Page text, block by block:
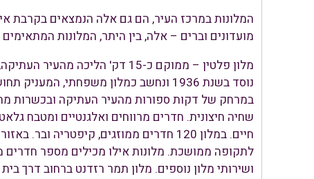
המלונות במרכז העיר, הם גם אלה הנמצאים בקרבת
מועדונים וברים – אלה, בין היתר, המלונות
מלון פלטין – ממוקם כ-15 דק'
נוסד בשנת 1936 ונחשב כמלון משפחתי,
במרחק של דקות ספורות מהעיר העתיקה ובכשרות
שחיה חיצונית. חדרים מרווחים ואלגנטיים ומטבח
חיים. במלון 120 חדרים ממוזגים,
לתקופה ממושכת. מלונות אילו מכילים מספר
ושירותי מלון נוספים. מלון תמר רזדנט ברחוב דרך